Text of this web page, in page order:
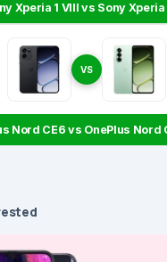
Xperia 1 VIII vs Sony Xperia
VS
Nord CE6 vs OnePlus Nord